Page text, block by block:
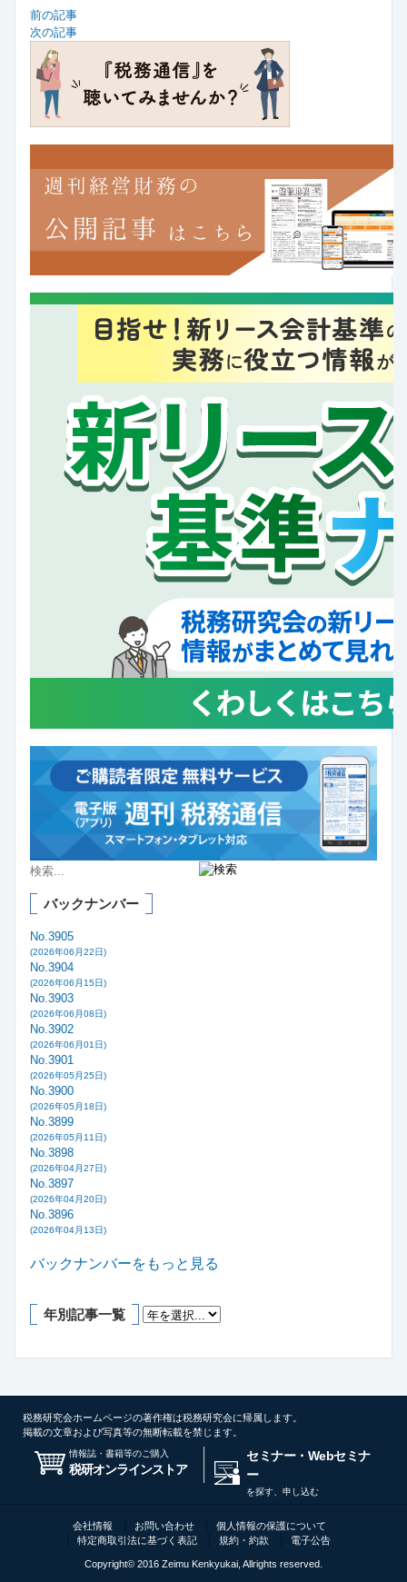
前の記事
次の記事
バックナンバー
No.3905
(2026年06月22日)
No.3904
(2026年06月15日)
No.3903
(2026年06月08日)
No.3902
(2026年06月01日)
No.3901
(2026年05月25日)
No.3900
(2026年05月18日)
No.3899
(2026年05月11日)
No.3898
(2026年04月27日)
No.3897
(2026年04月20日)
No.3896
(2026年04月13日)
バックナンバーをもっと見る
年別記事一覧
税務研究会ホームページの著作権は税務研究会に帰属します。
掲載の文章および写真等の無断転載を禁じます。
情報誌・書籍等のご購入
税研オンラインストア
セミナー・Webセミナ
ー
を探す、申し込む
会社情報 お問い合わせ
個人情報の保護について
特定商取引法に基づく表記
規約・約款 電子公告
Copyright© 2016 Zeimu Kenkyukai, Allrights reserved.